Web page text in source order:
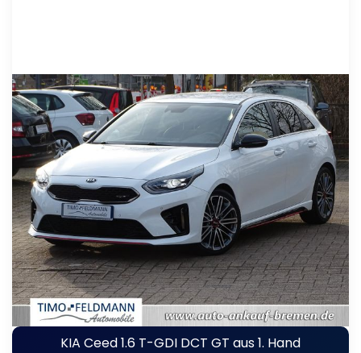
KIA Ceed 1.6 T-GDI DCT GT aus 1. Hand